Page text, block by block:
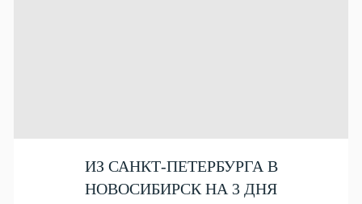
ИЗ САНКТ-ПЕТЕРБУРГА В
НОВОСИБИРСК НА 3 ДНЯ